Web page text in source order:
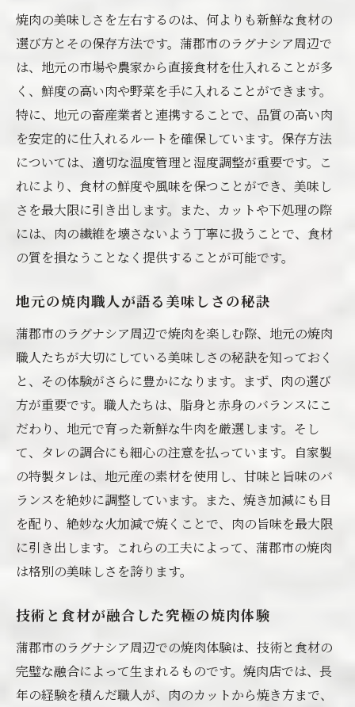
焼肉の美味しさを左右するのは、何よりも新鮮な食材の
選び方とその保存方法です。蒲郡市のラグナシア周辺で
は、地元の市場や農家から直接食材を仕入れることが多
く、鮮度の高い肉や野菜を手に入れることができます。
特に、地元の畜産業者と連携することで、品質の高い肉
を安定的に仕入れるルートを確保しています。保存方法
については、適切な温度管理と湿度調整が重要です。こ
れにより、食材の鮮度や風味を保つことができ、美味し
さを最大限に引き出します。また、カットや下処理の際
には、肉の繊維を壊さないよう丁寧に扱うことで、食材
の質を損なうことなく提供することが可能です。
地元の焼肉職人が語る美味しさの秘訣
蒲郡市のラグナシア周辺で焼肉を楽しむ際、地元の焼肉
職人たちが大切にしている美味しさの秘訣を知っておく
と、その体験がさらに豊かになります。まず、肉の選び
方が重要です。職人たちは、脂身と赤身のバランスにこ
だわり、地元で育った新鮮な牛肉を厳選します。そし
て、タレの調合にも細心の注意を払っています。自家製
の特製タレは、地元産の素材を使用し、甘味と旨味のバ
ランスを絶妙に調整しています。また、焼き加減にも目
を配り、絶妙な火加減で焼くことで、肉の旨味を最大限
に引き出します。これらの工夫によって、蒲郡市の焼肉
は格別の美味しさを誇ります。
技術と食材が融合した究極の焼肉体験
蒲郡市のラグナシア周辺での焼肉体験は、技術と食材の
完璧な融合によって生まれるものです。焼肉店では、長
年の経験を積んだ職人が、肉のカットから焼き方まで、